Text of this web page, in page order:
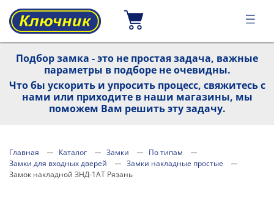
Подбор замка - это не простая задача, важные
параметры в подборе не очевидны.
Что бы ускорить и упросить процесс, свяжитесь с
нами или приходите в наши магазины, мы
поможем Вам решить эту задачу.
Главная Каталог Замки
По типам
Замки для входных дверей
Замки накладные простые
Замок накладной ЗНД-1АТ Рязань